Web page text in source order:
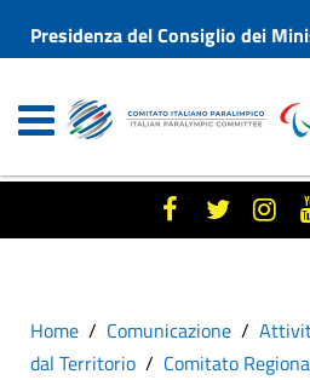
Presidenza del Consiglio dei
Home Comunicazione
dal Territorio
Comitato